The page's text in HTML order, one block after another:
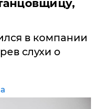
в компании
слухи о